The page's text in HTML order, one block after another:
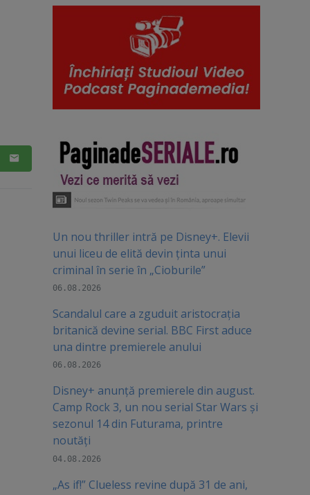
Un nou thriller intră pe Disney+. Elevii
unui liceu de elită devin ținta unui
criminal în serie în „Cioburile”
06.08.2026
Scandalul care a zguduit aristocrația
britanică devine serial. BBC First aduce
una dintre premierele anului
06.08.2026
Disney+ anunță premierele din august.
Camp Rock 3, un nou serial Star Wars și
sezonul 14 din Futurama, printre
noutăți
04.08.2026
„As if!” Clueless revine după 31 de ani,